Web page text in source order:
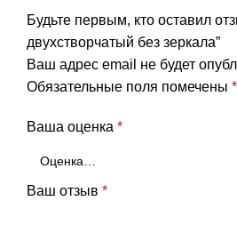
Будьте первым, кто оставил
двухстворчатый без зеркала”
Ваш адрес email не будет
Обязательные поля помечены *
Ваша оценка *
Ваш отзыв *